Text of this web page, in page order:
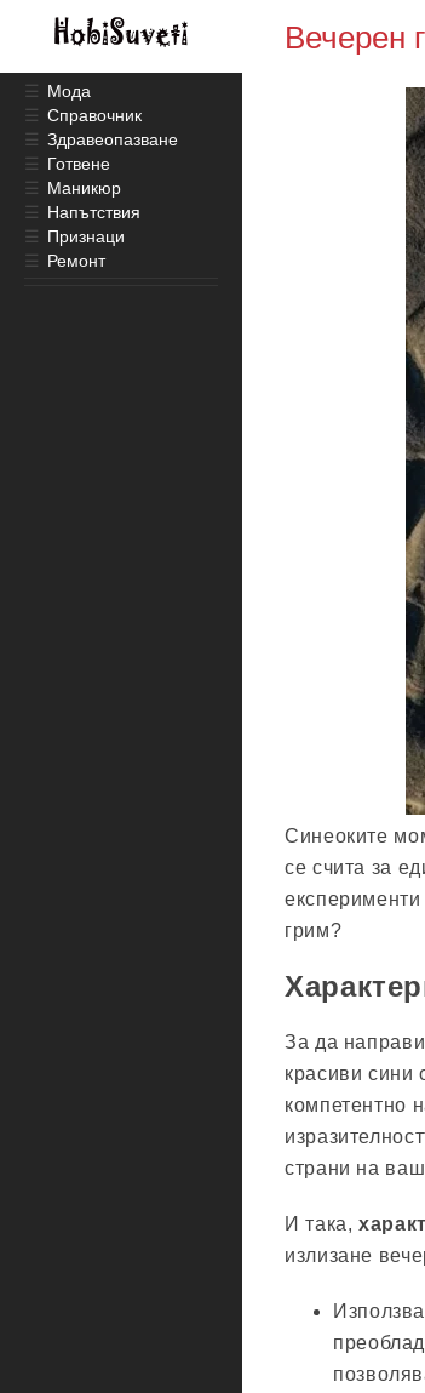
Вечерен
Синеоките
се счита за
грим?
За да
красиви сини
компетентно
страни на
И така,
излизане
☰ Мода
☰ Справочник
☰ Здравеопазване
☰ Готвене
☰ Маникюр
☰ Напътствия
☰ Признаци
☰ Ремонт